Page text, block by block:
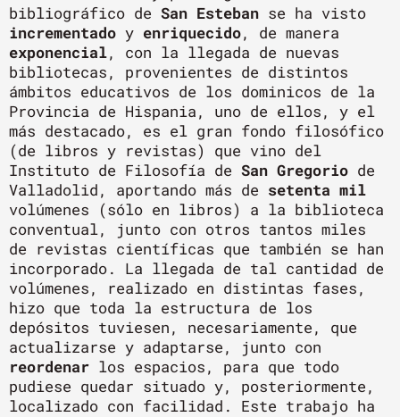
bibliográfico de San Esteban se ha visto
incrementado y enriquecido, de manera
exponencial, con la llegada de nuevas
bibliotecas, provenientes de distintos
ámbitos educativos de los dominicos de la
Provincia de Hispania, uno de ellos, y el
más destacado, es el gran fondo filosófico
(de libros y revistas) que vino del
Instituto de Filosofía de San Gregorio de
Valladolid, aportando más de setenta mil
volúmenes (sólo en libros) a la biblioteca
conventual, junto con otros tantos miles
de revistas científicas que también se han
incorporado. La llegada de tal cantidad de
volúmenes, realizado en distintas fases,
hizo que toda la estructura de los
depósitos tuviesen, necesariamente, que
actualizarse y adaptarse, junto con
reordenar los espacios, para que todo
pudiese quedar situado y, posteriormente,
localizado con facilidad. Este trabajo ha